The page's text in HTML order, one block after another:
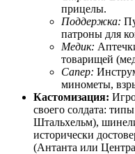
прицелы.
Поддержка:
патроны для
Медик:
товарищей
Сапер:
минометы,
Кастомизация:
своего солдата:
Штальхельм),
исторически
(Антанта или